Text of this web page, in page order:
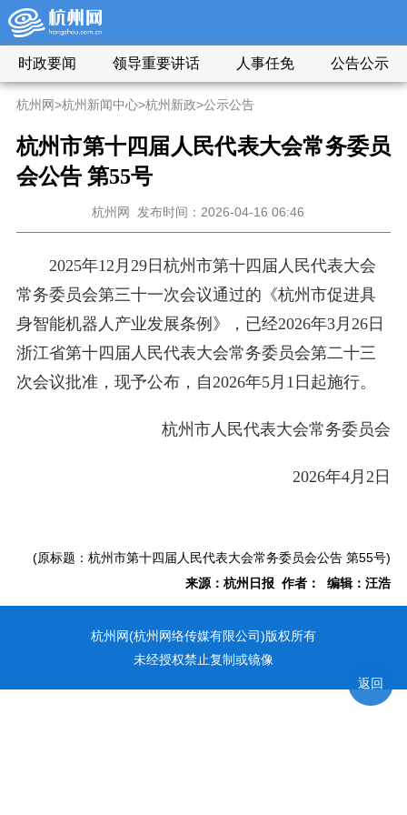
时政要闻 领导重要讲话 人事任免 公告公示
杭州网>杭州新闻中心>杭州新政>公示公告
杭州市第十四届人民代表大会常务委员
会公告 第55号
杭州网 发布时间：2026-04-16 06:46
2025年12月29日杭州市第十四届人民代表大会
常务委员会第三十一次会议通过的《杭州市促进具
身智能机器人产业发展条例》，已经2026年3月26日
浙江省第十四届人民代表大会常务委员会第二十三
次会议批准，现予公布，自2026年5月1日起施行。
杭州市人民代表大会常务委员会
2026年4月2日
(原标题：杭州市第十四届人民代表大会常务委员会公告 第55号)
来源：杭州日报 作者： 编辑：汪浩
杭州网(杭州网络传媒有限公司)版权所有
未经授权禁止复制或镜像
返回